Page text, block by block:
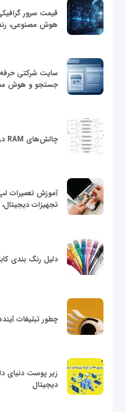
هوش مصنوعی،
سایت شرکتی
جستجو و هوش
چالش‌های RAM در Workloadهای محاسباتی HPC
آموزش تعمیرات
تجهیزات
دلیل رنگ بندی
چطور تبلیغات
دیجیتال